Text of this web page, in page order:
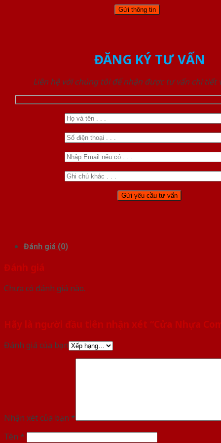
ĐĂNG KÝ TƯ VẤN
Liên hệ với chúng tôi để nhận được tư vấn chi tiết
Đánh giá (0)
Đánh giá
Chưa có đánh giá nào.
Hãy là người đầu tiên nhận xét “Cửa Nhựa
Đánh giá của bạn
Nhận xét của bạn *
Tên *